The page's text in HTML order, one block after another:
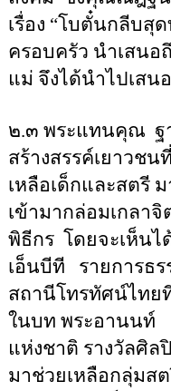
เรื่อง “โบตั๋นกลีบสุด
ครอบครัว นำเสน
แม่ จึงได้นำไปเส
๒.๓ พระแทนคุณ ฐ
สร้างสรรค์เยาวช
เหลือเด็กและสตรี
เข้ามากล่อมเกลา
พิธีกร โดยจะเห็นไ
เอ็นบีที
รายการธ
สถานีโทรทัศน์ไทย
ในบท พระอานนท์
แห่งชาติ รางวัลศิ
มาช่วยเหลือกลุ่มส